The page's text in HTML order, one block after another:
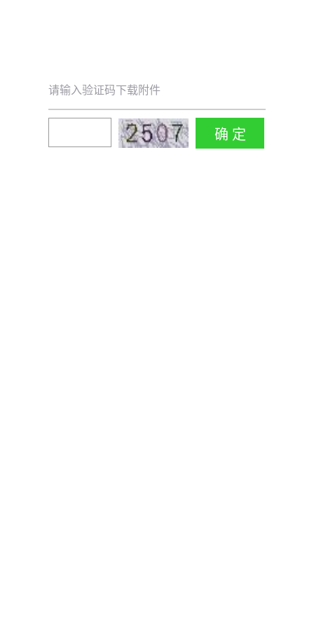
请输入验证码下载附件